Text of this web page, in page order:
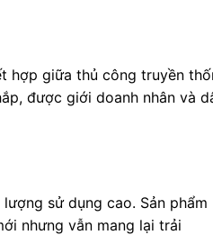
hợp giữa thủ công truyền
được giới doanh nhân và
sử dụng cao. Sản phẩm
nhưng vẫn mang lại trải